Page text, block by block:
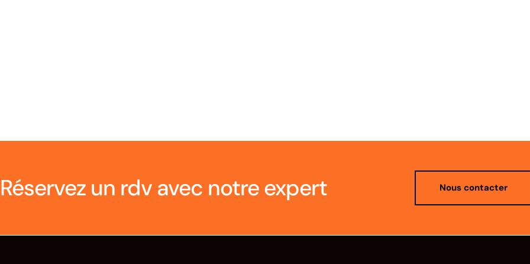
Réservez un rdv avec notre expert Nous contacter